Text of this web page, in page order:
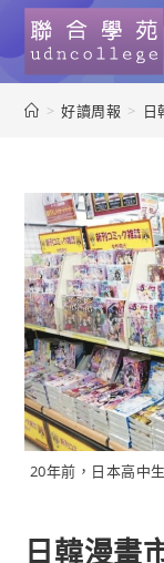
> 好讀周報 > 日
20年前，日本高中
日韓漫畫